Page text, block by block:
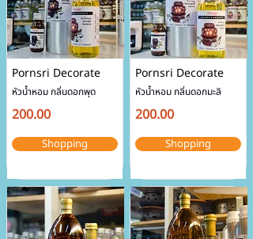
Pornsri Decorate
หัวน้ำหอม กลิ่นดอกพุด
200.00
Shopping
Pornsri Decorate
หัวน้ำหอม กลิ่นดอกมะลิ​
200.00
Shopping